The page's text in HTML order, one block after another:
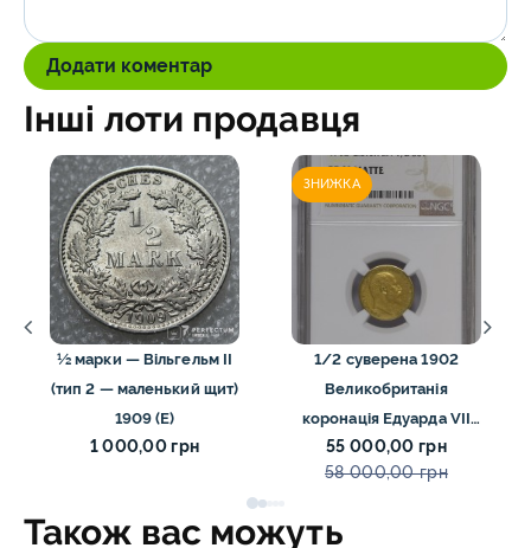
Додати коментар
Інші лоти продавця
½ марки — Вільгельм II
(тип 2 — маленький щит)
1909 (Е)
1 000,00 грн
ЗНИЖКА
1/2 суверена 1902
Великобританія
коронація Едуарда VII
NGC PF60 MATTE
55 000,00 грн
58 000,00 грн
Також вас можуть